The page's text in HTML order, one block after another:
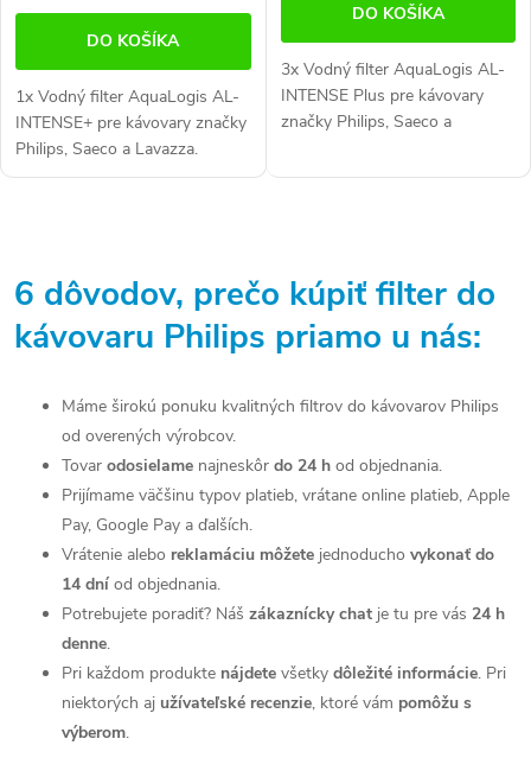
DO KOŠÍKA
1x Vodný filter AquaLogis AL-
INTENSE+ pre kávovary značky
Philips, Saeco a Lavazza.
Kompatibilný s filtrami Brita
DO KOŠÍKA
3x Vodný filter AquaLogis AL-
INTENSE Plus pre kávovary
značky Philips, Saeco a
filtrami Brita INTENZA + /
v
l
6 dôvodov, prečo kúpiť filter do
kávovaru Philips priamo u nás:
Máme širokú ponuku kvalitných filtrov do kávovarov Philips
od overených výrobcov.
Tovar odosielame najneskôr do 24 h od objednania.
Prijímame väčšinu typov platieb, vrátane online platieb, Apple
Pay, Google Pay a ďalších.
Vrátenie alebo reklamáciu môžete jednoducho vykonať do
14 dní od objednania.
Potrebujete poradiť? Náš zákaznícky chat je tu pre vás 24 h
denne.
Pri každom produkte nájdete všetky dôležité informácie. Pri
niektorých aj užívateľské recenzie, ktoré vám pomôžu s
výberom.